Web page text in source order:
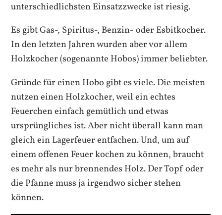
unterschiedlichsten Einsatzzwecke ist riesig.
Es gibt Gas-, Spiritus-, Benzin- oder Esbitkocher.
In den letzten Jahren wurden aber vor allem
Holzkocher (sogenannte Hobos) immer beliebter.
Gründe für einen Hobo gibt es viele. Die meisten
nutzen einen Holzkocher, weil ein echtes
Feuerchen einfach gemütlich und etwas
ursprüngliches ist. Aber nicht überall kann man
gleich ein Lagerfeuer entfachen. Und, um auf
einem offenen Feuer kochen zu können, braucht
es mehr als nur brennendes Holz. Der Topf oder
die Pfanne muss ja irgendwo sicher stehen
können.